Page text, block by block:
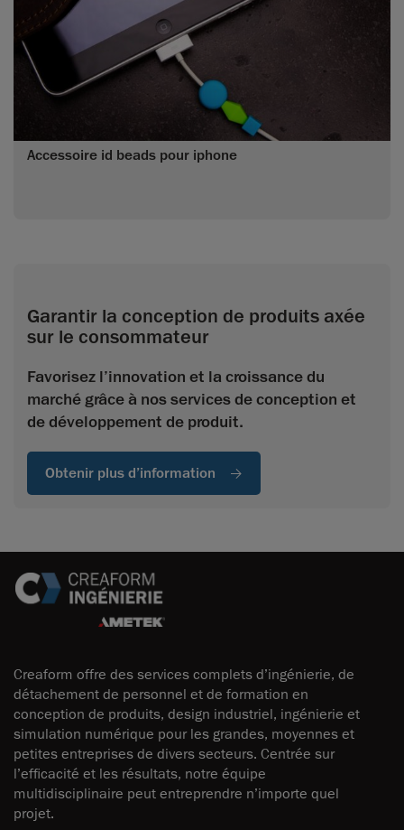
Accessoire id beads pour iphone
Garantir la conception de produits axée
sur le consommateur
Favorisez l’innovation et la croissance du
marché grâce à nos services de conception et
de développement de produit.
Obtenir plus d’information
Creaform offre des services complets d’ingénierie, de
détachement de personnel et de formation en
conception de produits, design industriel, ingénierie et
simulation numérique pour les grandes, moyennes et
petites entreprises de divers secteurs. Centrée sur
l’efficacité et les résultats, notre équipe
multidisciplinaire peut entreprendre n’importe quel
projet.